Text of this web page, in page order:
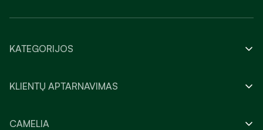
KATEGORIJOS
KLIENTŲ APTARNAVIMAS
CAMELIA